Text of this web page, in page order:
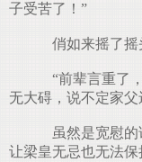
子受苦了！”
俏如来摇了摇
“前辈言重了
无大碍，说不定家
虽然是宽慰的
让梁皇无忌也无法保